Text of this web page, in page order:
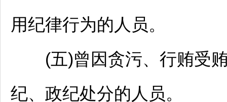
用纪律行为的人员。
(五)曾因贪污、行贿受贿
纪、政纪处分的人员。